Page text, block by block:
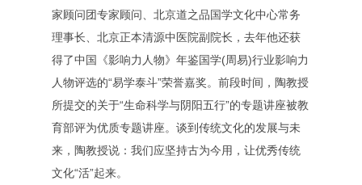
家顾问团专家顾问、北京道之品国学文化中心常务
理事长、北京正本清源中医院副院长，去年他还获
得了中国《影响力人物》年鉴国学(周易)行业影响力
人物评选的“易学泰斗”荣誉嘉奖。前段时间，陶教授
所提交的关于“生命科学与阴阳五行”的专题讲座被教
育部评为优质专题讲座。谈到传统文化的发展与未
来，陶教授说：我们应坚持古为今用，让优秀传统
文化“活”起来。